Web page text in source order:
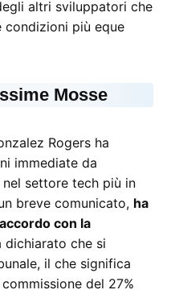
altri sviluppatori che
più eque
Mosse
Rogers ha
immediate da
settore tech più in
breve comunicato, ha
con la
dichiarato che si
il che significa
del 27%